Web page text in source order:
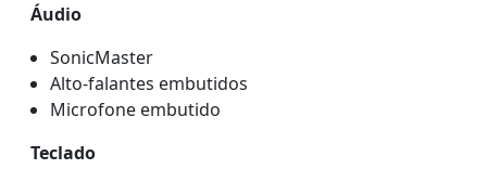
Áudio
SonicMaster
Alto-falantes embutidos
Microfone embutido
Teclado